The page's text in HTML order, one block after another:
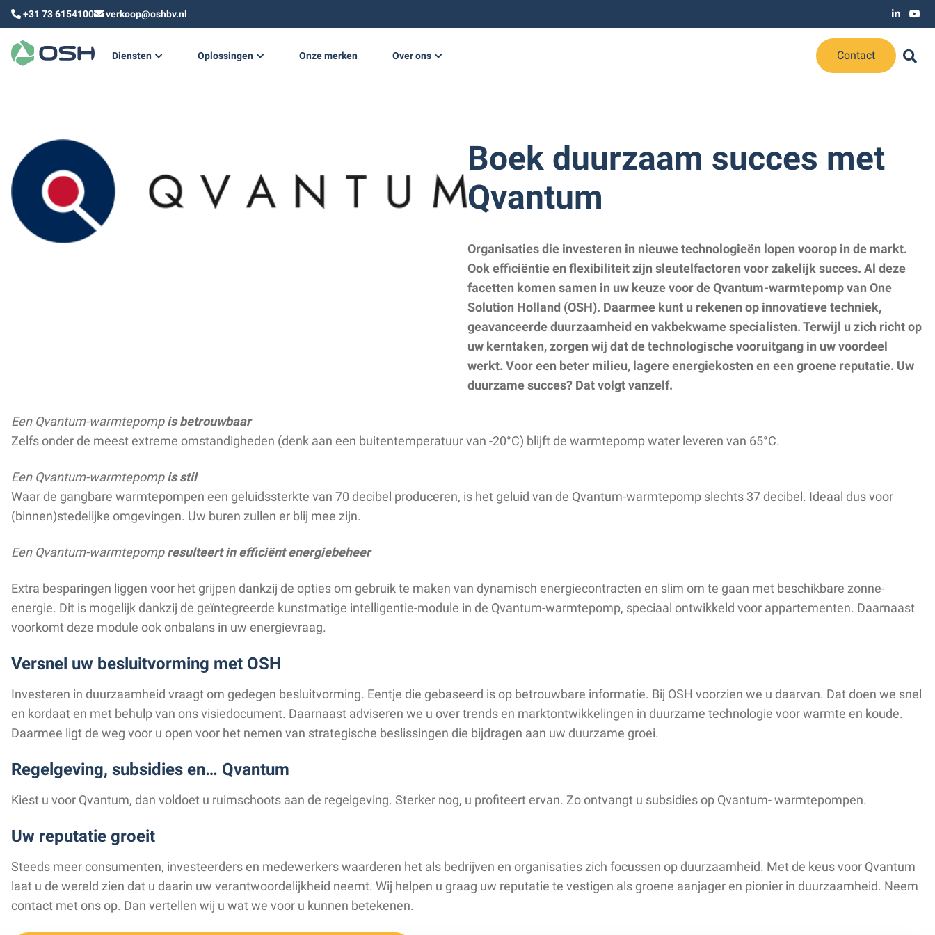
+31 73 6154100 verkoop@oshbv.nl
Diensten Oplossingen Onze merken Over ons
Vacatures
Contact
Boek duurzaam succes met
Qvantum
Organisaties die investeren in nieuwe technologieën lopen voorop in de markt.
Ook efficiëntie en flexibiliteit zijn sleutelfactoren voor zakelijk succes. Al deze
facetten komen samen in uw keuze voor de Qvantum-warmtepomp van One
Solution Holland (OSH). Daarmee kunt u rekenen op innovatieve techniek,
geavanceerde duurzaamheid en vakbekwame specialisten. Terwijl u zich richt op
uw kerntaken, zorgen wij dat de technologische vooruitgang in uw voordeel
werkt. Voor een beter milieu, lagere energiekosten en een groene reputatie. Uw
duurzame succes? Dat volgt vanzelf.
Een Qvantum-warmtepompis betrouwbaar
Zelfs onder de meest extreme omstandigheden (denk aan een buitentemperatuur van -20°C) blijft de warmtepomp water leveren van 65°C.
Een Qvantum-warmtepompis stil
Waar de gangbare warmtepompen een geluidssterkte van 70 decibel produceren, is het geluid van de Qvantum-warmtepomp slechts 37 decibel. Ideaal dus voor
(binnen)stedelijke omgevingen. Uw buren zullen er blij mee zijn.
Een Qvantum-warmtepompresulteert in efficiënt energiebeheer
Extra besparingen liggen voor het grijpen dankzij de opties om gebruik te maken van dynamisch energiecontracten en slim om te gaan met beschikbare zonne-
energie. Dit is mogelijk dankzij de geïntegreerde kunstmatige intelligentie-module in de Qvantum-warmtepomp, speciaal ontwikkeld voor appartementen. Daarnaast
voorkomt deze module ook onbalans in uw energievraag.
Versnel uw besluitvorming met OSH
Investeren in duurzaamheid vraagt om gedegen besluitvorming. Eentje die gebaseerd is op betrouwbare informatie. Bij OSH voorzien we u daarvan. Dat doen we snel
en kordaat en met behulp van ons visiedocument. Daarnaast adviseren we u over trends en marktontwikkelingen in duurzame technologie voor warmte en koude.
Daarmee ligt de weg voor u open voor het nemen van strategische beslissingen die bijdragen aan uw duurzame groei.
Regelgeving, subsidies en… Qvantum
Kiest u voor Qvantum, dan voldoet u ruimschoots aan de regelgeving. Sterker nog, u profiteert ervan. Zo ontvangt u subsidies op Qvantum- warmtepompen.
Uw reputatie groeit
Steeds meer consumenten, investeerders en medewerkers waarderen het als bedrijven en organisaties zich focussen op duurzaamheid. Met de keus voor Qvantum
laat u de wereld zien dat u daarin uw verantwoordelijkheid neemt. Wij helpen u graag uw reputatie te vestigen als groene aanjager en pionier in duurzaamheid. Neem
contact met ons op. Dan vertellen wij u wat we voor u kunnen betekenen.